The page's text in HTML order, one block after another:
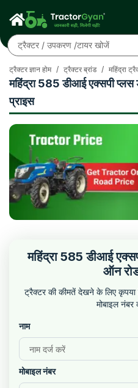
महिंद्रा 585 डीआई एक्सपी
प्राइस
ट्रैक्टर ज्ञान होम / ट्रैक्टर ब्रांड / महिंद्रा
महिंद्रा 585 डीआई
ऑन
ट्रैक्टर की कीमतें देखने के लिए कृपया
मोबाइल नंबर
नाम
मोबाइल नंबर